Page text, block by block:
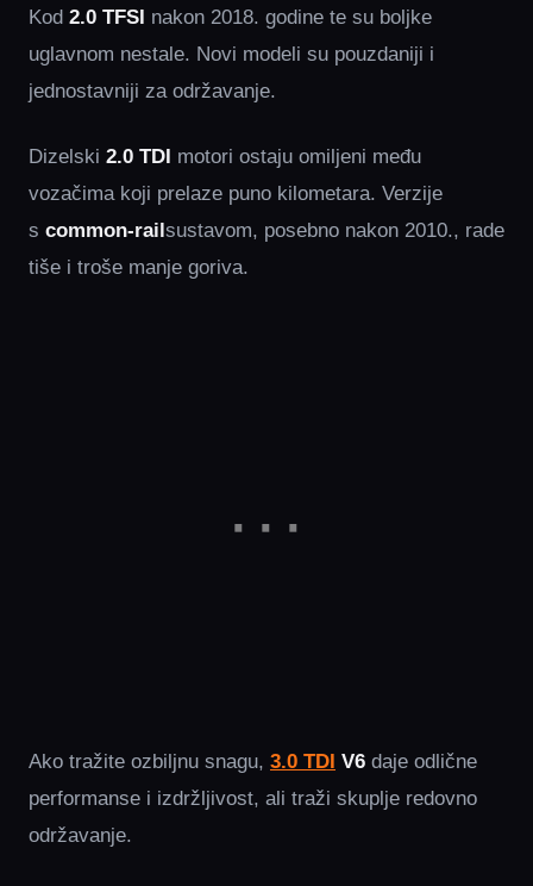
Kod 2.0 TFSI nakon 2018. godine te su boljke
uglavnom nestale. Novi modeli su pouzdaniji i
jednostavniji za održavanje.
Dizelski 2.0 TDI motori ostaju omiljeni među
vozačima koji prelaze puno kilometara. Verzije
s common-rail sustavom, posebno nakon 2010., rade
tiše i troše manje goriva.
Ako tražite ozbiljnu snagu, 3.0 TDI V6 daje odlične
performanse i izdržljivost, ali traži skuplje redovno
održavanje.